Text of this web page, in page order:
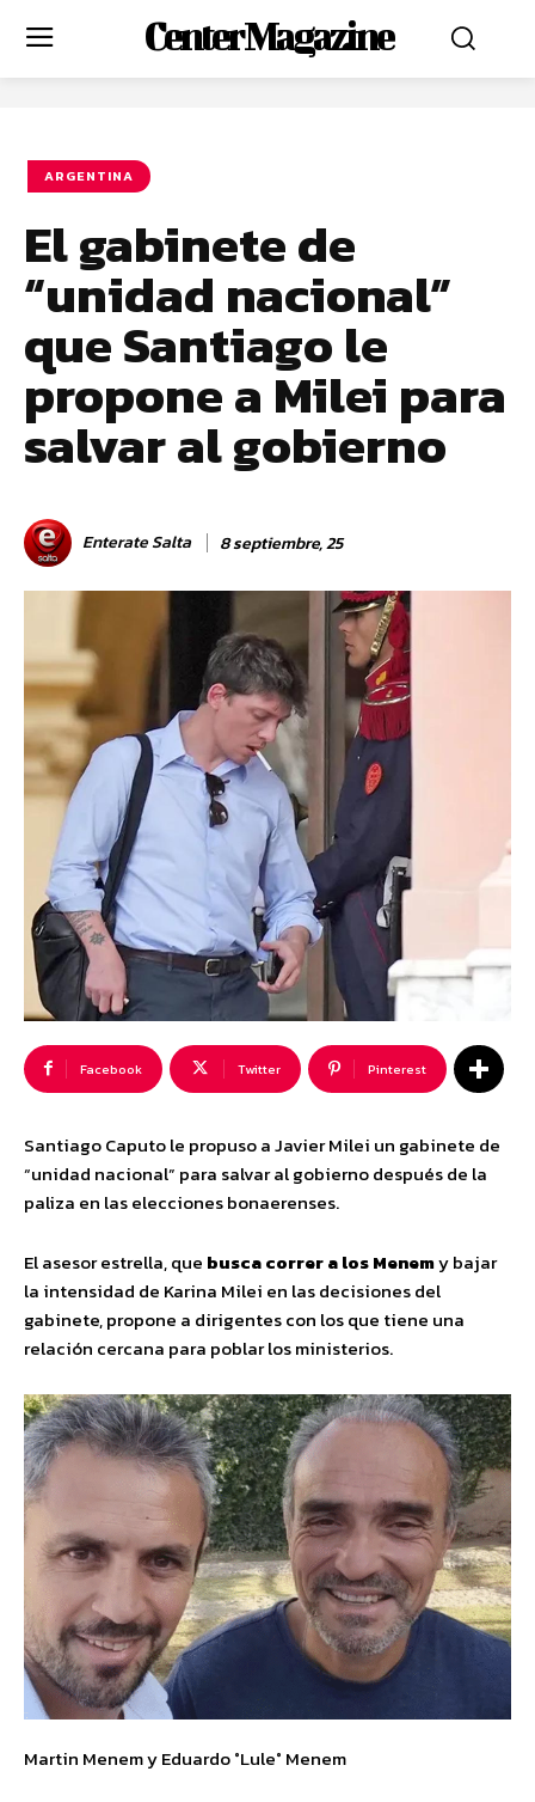
Center Magazine
ARGENTINA
El gabinete de
“unidad nacional”
que Santiago le
propone a Milei para
salvar al gobierno
Enterate Salta 8 septiembre, 25
Facebook Twitter Pinterest
Santiago Caputo le propuso a Javier Milei un gabinete de
“unidad nacional” para salvar al gobierno después de la
paliza en las elecciones bonaerenses.
El asesor estrella, que busca correr a los Menemy bajar
la intensidad de Karina Milei en las decisiones del
gabinete, propone a dirigentes con los que tiene una
relación cercana para poblar los ministerios.
Martin Menem y Eduardo °Lule° Menem